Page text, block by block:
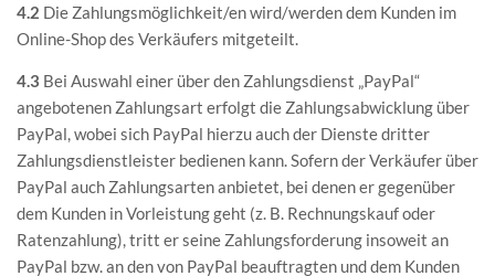
4.2 Die Zahlungsmöglichkeit/en wird/werden dem Kunden im
Online-Shop des Verkäufers mitgeteilt.
4.3 Bei Auswahl einer über den Zahlungsdienst „PayPal“
angebotenen Zahlungsart erfolgt die Zahlungsabwicklung über
PayPal, wobei sich PayPal hierzu auch der Dienste dritter
Zahlungsdienstleister bedienen kann. Sofern der Verkäufer über
PayPal auch Zahlungsarten anbietet, bei denen er gegenüber
dem Kunden in Vorleistung geht (z. B. Rechnungskauf oder
Ratenzahlung), tritt er seine Zahlungsforderung insoweit an
PayPal bzw. an den von PayPal beauftragten und dem Kunden